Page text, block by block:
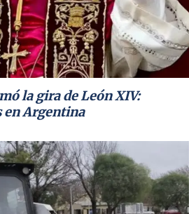
la gira de León XIV:
en Argentina